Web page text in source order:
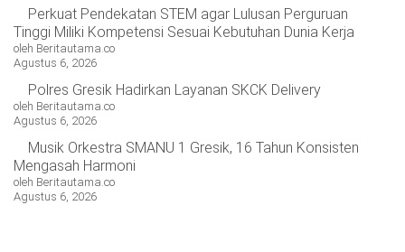
Perkuat Pendekatan STEM agar Lulusan Perguruan
Tinggi Miliki Kompetensi Sesuai Kebutuhan Dunia Kerja
oleh Beritautama.co
Agustus 6, 2026
Polres Gresik Hadirkan Layanan SKCK Delivery
oleh Beritautama.co
Agustus 6, 2026
Musik Orkestra SMANU 1 Gresik, 16 Tahun Konsisten
Mengasah Harmoni
oleh Beritautama.co
Agustus 6, 2026